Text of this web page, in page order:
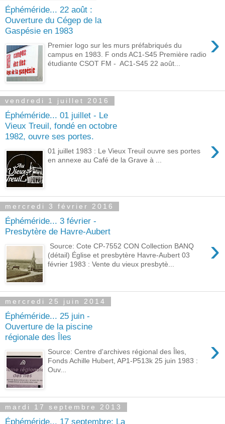
Éphéméride... 22 août :
Ouverture du Cégep de la
Gaspésie en 1983
›
Premier logo sur les murs préfabriqués du
campus en 1983. F onds AC1-S45 Première radio
étudiante CSOT FM - AC1-S45 22 août...
vendredi 1 juillet 2016
Éphéméride... 01 juillet - Le
Vieux Treuil, fondé en octobre
1982, ouvre ses portes.
›
01 juillet 1983 : Le Vieux Treuil ouvre ses portes
en annexe au Café de la Grave à ...
mercredi 3 février 2016
Éphéméride... 3 février -
Presbytère de Havre-Aubert
›
Source: Cote CP-7552 CON Collection BANQ
(détail) Église et presbytère Havre-Aubert 03
février 1983 : Vente du vieux presbytè...
mercredi 25 juin 2014
Éphéméride... 25 juin -
Ouverture de la piscine
régionale des Îles
›
Source: Centre d'archives régional des Îles,
Fonds Achille Hubert, AP1-P513k 25 juin 1983 :
Ouv...
mardi 17 septembre 2013
Éphéméride... 17 septembre: La